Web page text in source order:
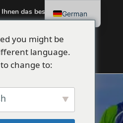
you might be
language.
change to:
das beste Erlebnis auf
welche Cookies wir
ausschalten.
German